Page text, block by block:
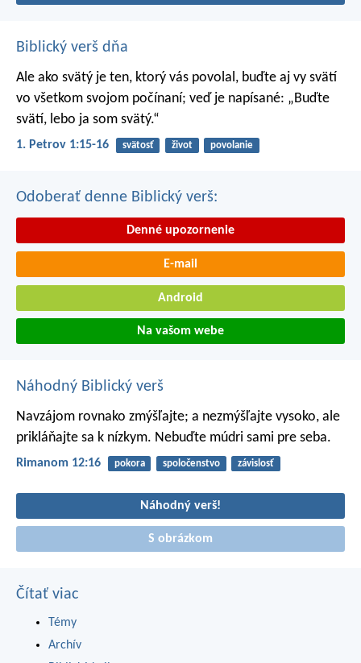
Biblický verš dňa
Ale ako svätý je ten, ktorý vás povolal, buďte aj vy svätí
vo všetkom svojom počínaní; veď je napísané: „Buďte
svätí, lebo ja som svätý.“
1. Petrov 1:15-16 svätosť život povolanie
Odoberať denne Biblický verš:
Denné upozornenie
E-mail
Android
Na vašom webe
Náhodný Biblický verš
Navzájom rovnako zmýšľajte; a nezmýšľajte vysoko, ale
prikláňajte sa k nízkym. Nebuďte múdri sami pre seba.
Rimanom 12:16 pokora spoločenstvo závislosť
Náhodný verš!
S obrázkom
Čítať viac
Témy
Archív